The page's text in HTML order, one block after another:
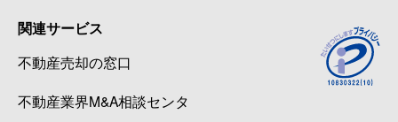
関連サービス
不動産売却の窓口
不動産業界M&A相談センタ